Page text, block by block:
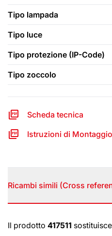
Tipo lampada
Tipo luce
Tipo protezione (IP-Code)
Tipo zoccolo
Scheda tecnica
Istruzioni di Montaggio
Ricambi simili (Cross
Ricambi simili
Il prodotto 417511